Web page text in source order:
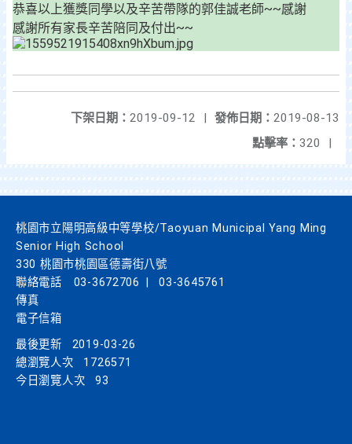
恭喜以上獲獎同學以及辛苦帶隊的郭佳誠老師~~感謝
感謝所有家長辛苦陪同及付出~~
發佈日期： 2019-08-13
下架日期： 2019-09-12
|
點擊率： 320 |
桃園市立陽明高級中等學校/Taoyuan Municipal Yang Ming
Senior High School
330 桃園市桃園區德壽街八號
聯絡電話
03-3672706
03-3645761
傳真
電子信箱
最後更新
2019-03-26
總瀏覽人次
1726571
今日瀏覽人次
93